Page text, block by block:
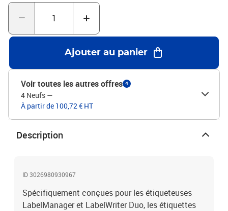
Ajouter au panier
Voir toutes les autres offres 4
4 Neufs —
À partir de 100,72 € HT
Description
ID 3026980930967
Spécifiquement conçues pour les étiqueteuses
LabelManager et LabelWriter Duo, les étiquettes